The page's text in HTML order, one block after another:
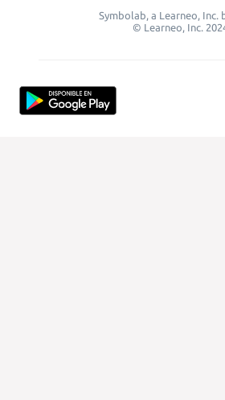
Symbolab, a Learneo, Inc.
© Learneo, Inc.